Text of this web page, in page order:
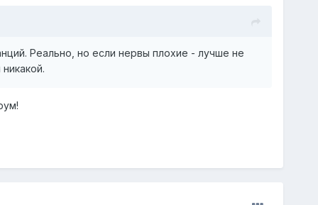
Реально, но если нервы плохие - лучше не